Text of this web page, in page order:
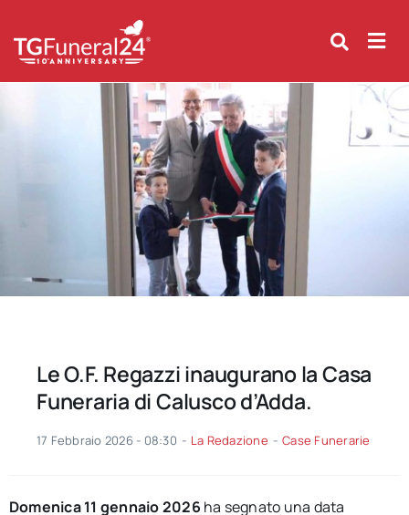
content
Le O.F. Regazzi inaugurano la Casa
Funeraria di Calusco d’Adda.
17 Febbraio 2026 - 08:30 - La Redazione - Case Funerarie
Domenica 11 gennaio 2026 ha segnato una data